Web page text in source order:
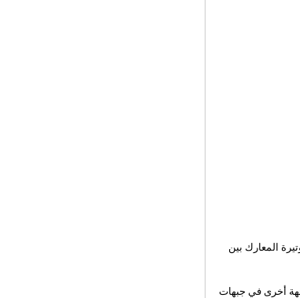
المعارك بين
أخرى في جبهات